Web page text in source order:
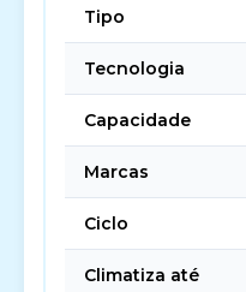
Tipo
Tecnologia
Capacidade
Marcas
Ciclo
Climatiza até